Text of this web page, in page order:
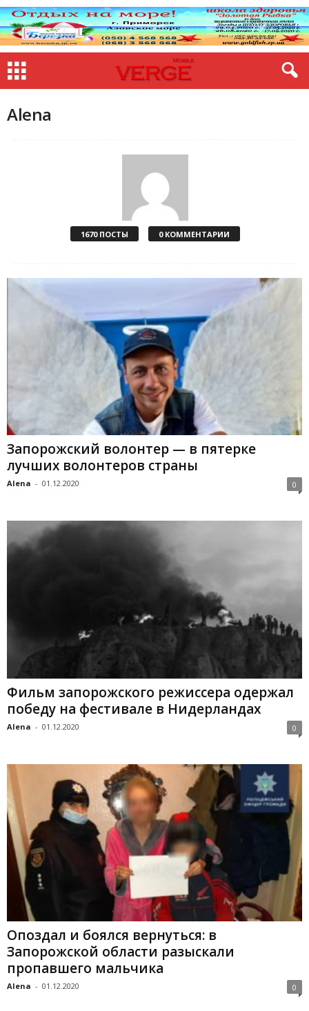
Alena
1670 ПОСТЫ 0 КОММЕНТАРИИ
Запорожский волонтер — в пятерке
лучших волонтеров страны
Alena - 01.12.2020 0
Фильм запорожского режиссера одержал
победу на фестивале в Нидерландах
Alena - 01.12.2020 0
Опоздал и боялся вернуться: в
Запорожской области разыскали
пропавшего мальчика
Alena - 01.12.2020 0